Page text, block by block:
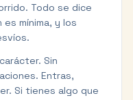
Todo se dice
mínima, y los
Sin
Entras,
Si tienes algo que